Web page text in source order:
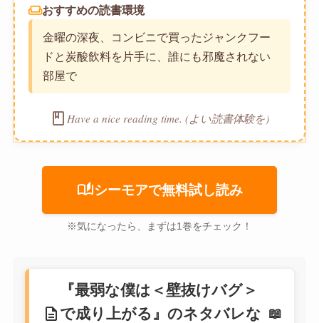
weekendおすすめの読書環境
金曜の深夜、コンビニで買ったジャンクフー
ドと炭酸飲料を片手に、誰にも邪魔されない
部屋で
book Have a nice reading time. (よい読書体験を)
auto_storiesシーモアで無料試し読み
※気になったら、まずは1巻をチェック！
description
『最弱な僕は＜壁抜けバグ＞
で成り上がる』のネタバレな